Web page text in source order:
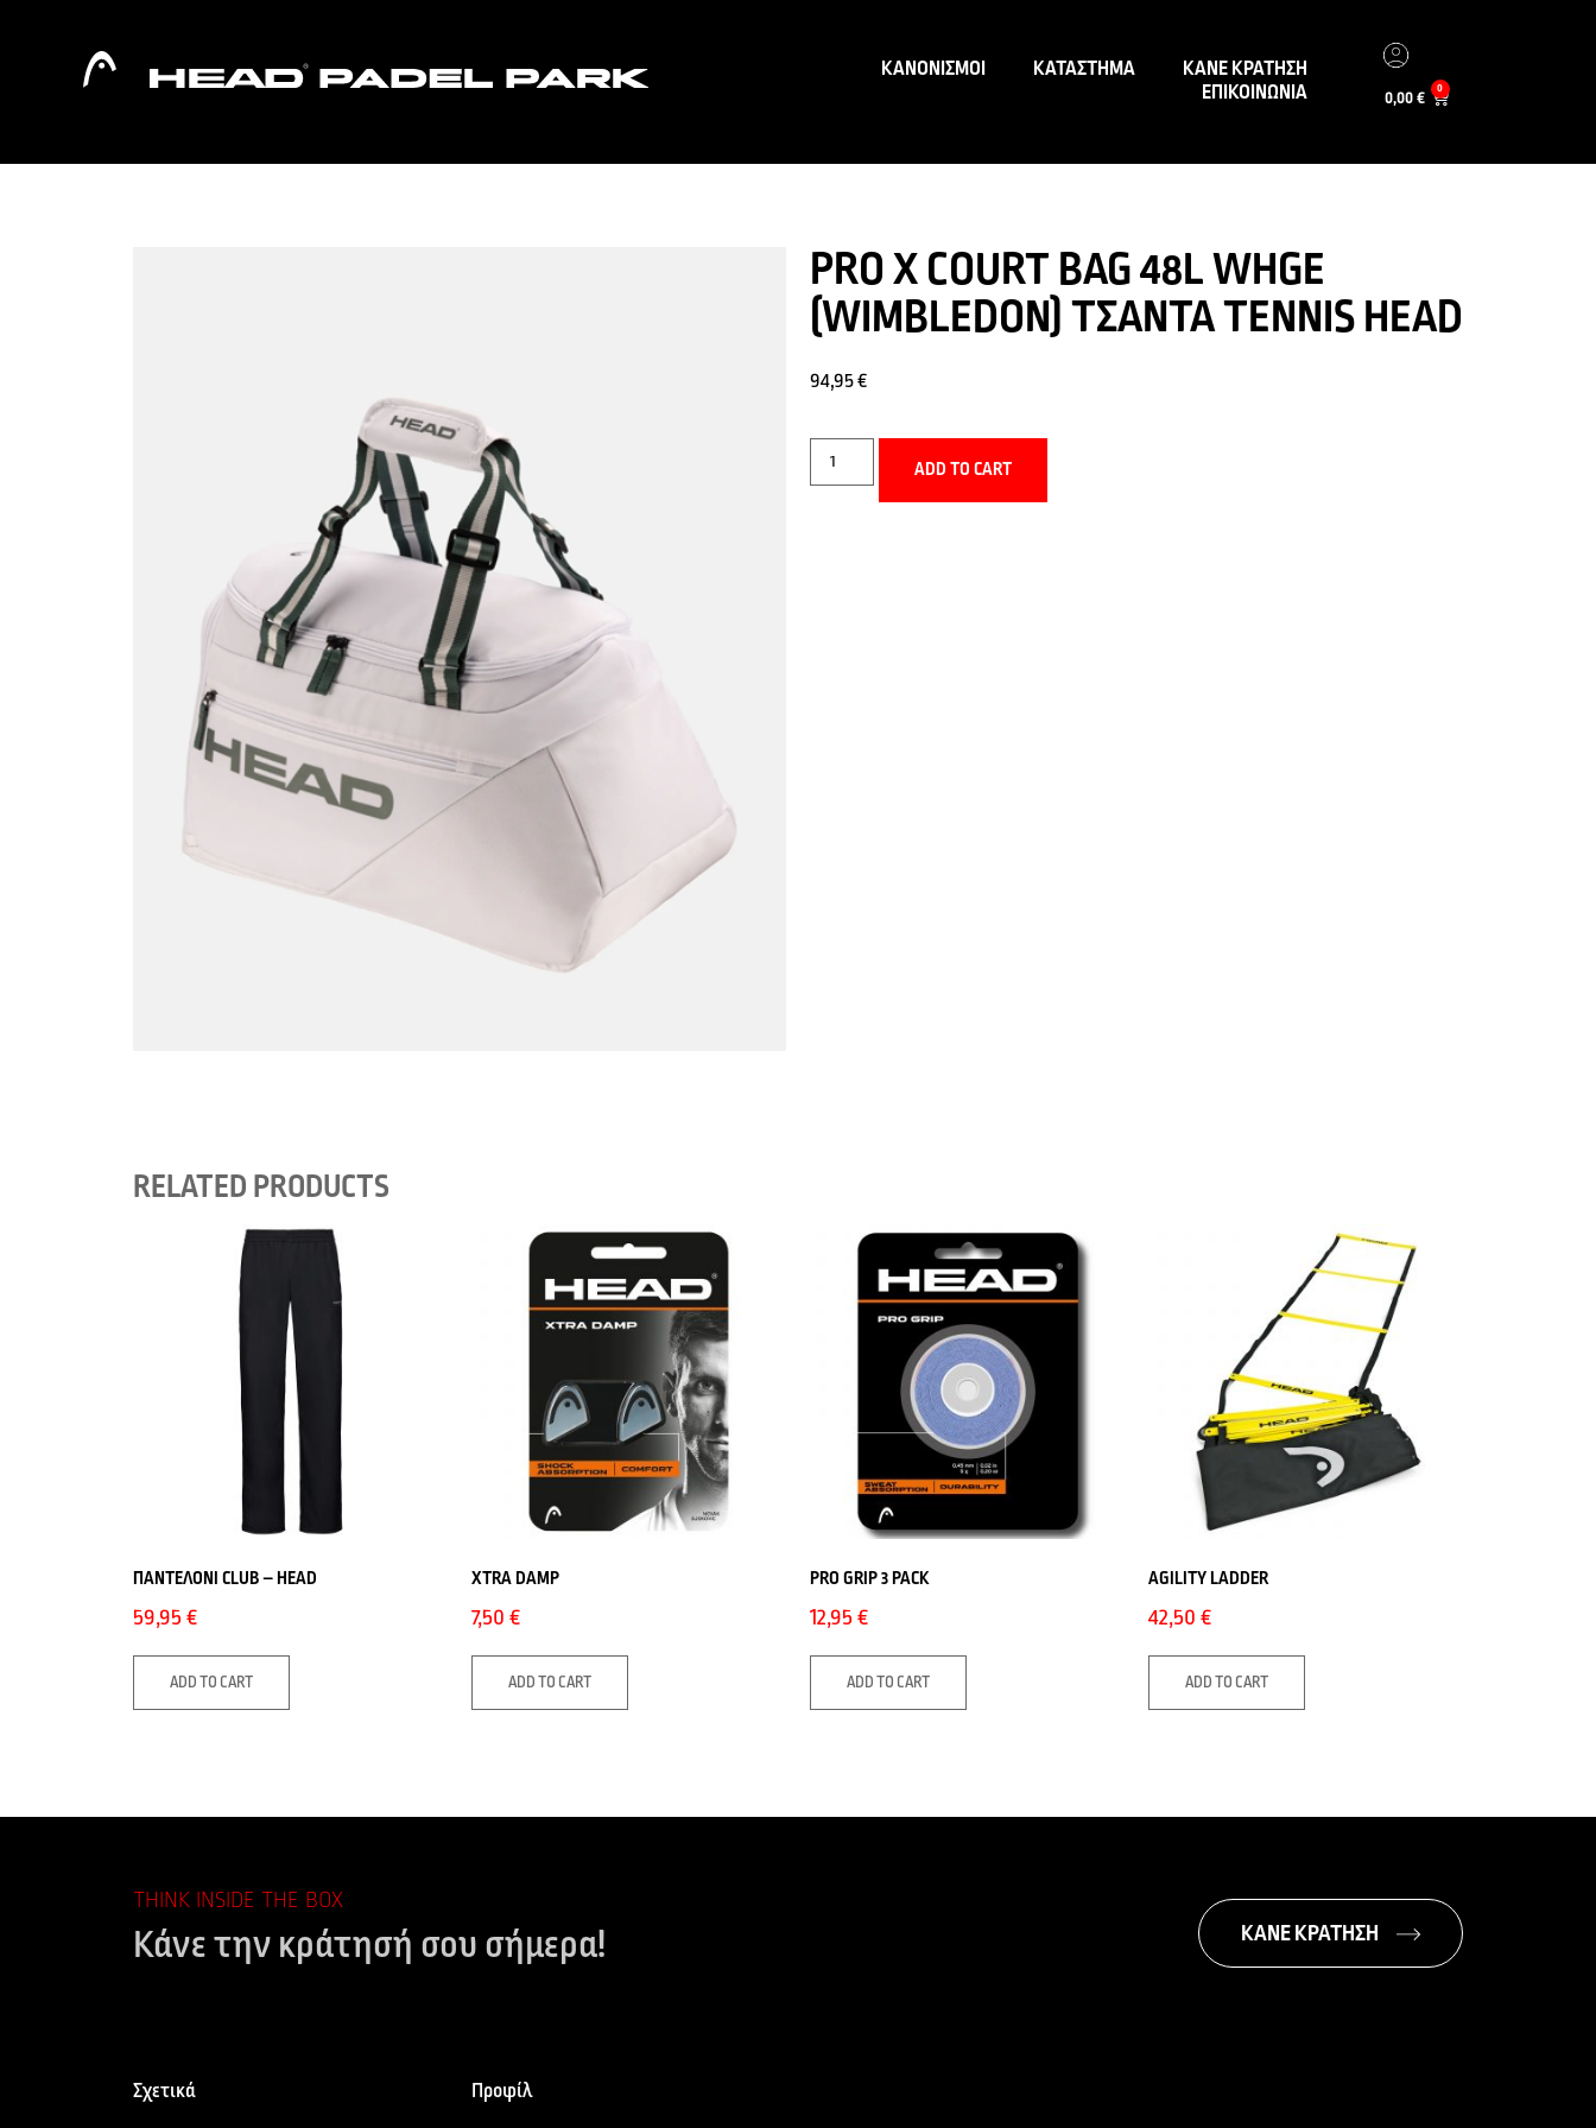
ΚΑΝΟΝΙΣΜΟΙ ΚΑΤΑΣΤΗΜΑ
ΚΑΝΕ ΚΡΑΤΗΣΗ
ΕΠΙΚΟΙΝΩΝΙΑ
0,00€ 0
PRO X COURT BAG 48L WHGE
(WIMBLEDON) ΤΣΑΝΤΑ TENNIS HEAD
94,95€
ADD TO CART
RELATED PRODUCTS
ΠΑΝΤΕΛΟΝΙ CLUB – HEAD
59,95€
ADD TO CART
XTRA DAMP
7,50€
ADD TO CART
PRO GRIP 3 PACK
12,95€
ADD TO CART
AGILITY LADDER
42,50€
ADD TO CART
THINK INSIDE THE BOX
Κάνε την κράτησή σου σήμερα! ΚΑΝΕ ΚΡΑΤΗΣΗ
Σχετικά Προφίλ